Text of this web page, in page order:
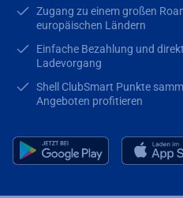
Zugang zu einem großen
europäischen Ländern
Einfache Bezahlung und
Ladevorgang
Shell ClubSmart Punkte
Angeboten profitieren